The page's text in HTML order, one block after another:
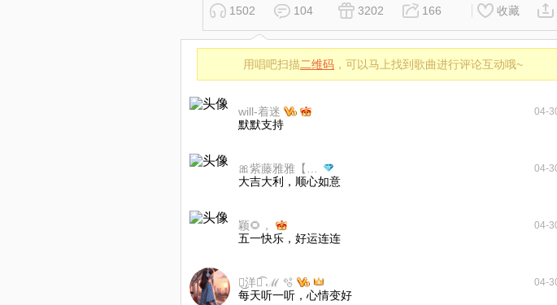
1502 104 3202 166 收藏
用唱吧扫描二维码 ，可以马上找到歌曲进行评论互动哦~
will-着迷 04-
默默支持
04-
大吉大利，顺心如意
颖🌻， 04-
五一快乐，好运连连
🫧͜洋溢͡ ℳ 🫧 04-
每天听一听，心情变好